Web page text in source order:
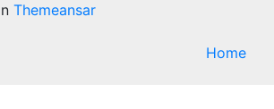
Themeansar
Home